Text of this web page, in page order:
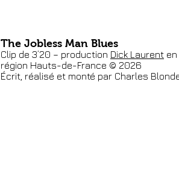
The Jobless Man Blues
Clip de 3’20 – production Dick Laurent
région Hauts-de-France © 2026
Écrit, réalisé et monté par Charles